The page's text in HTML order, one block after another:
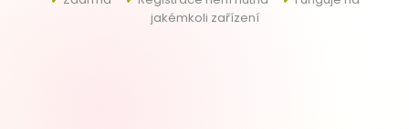
jakémkoli zařízení